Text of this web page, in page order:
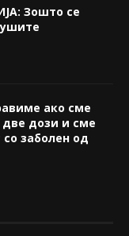
Зошто се
ушите
ако сме
дози и сме
заболен од